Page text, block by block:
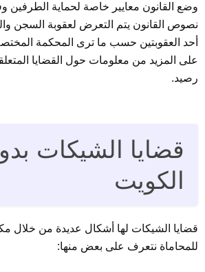
وضع القانون معايير خاصة لحماية الطرفين
نصوص القانون يتم التعرض لعقوبة السجن
أحد العقوبتين حسب ما ترى المحكمة
على المزيد من معلومات حول القضايا
رصيد.
قضايا الشيكات
الكويت
قضايا الشيكات لها أشكال عديدة من خلال
للمحاماة نتعرف على بعض منها: